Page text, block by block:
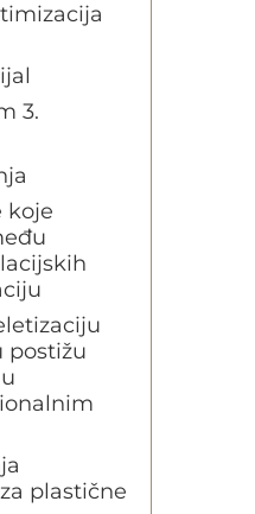
3.
koje
postižu
plastične